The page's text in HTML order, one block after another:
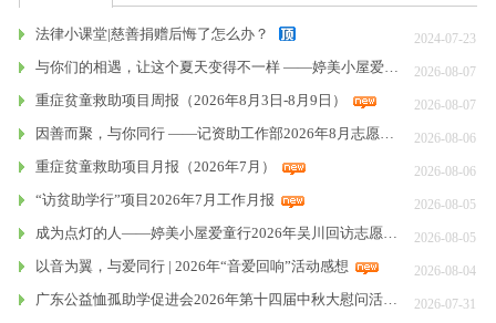
法律小课堂|慈善捐赠后悔了怎么办？ 2024-07-23
与你们的相遇，让这个夏天变得不一样 ——婷美小屋爱童行2026年吴川回访志愿者罗晓柔感想 2026-08-07
重症贫童救助项目周报（2026年8月3日-8月9日） 2026-08-07
因善而聚，与你同行 ——记资助工作部2026年8月志愿者联谊会暨表彰会 2026-08-06
重症贫童救助项目月报（2026年7月） 2026-08-06
“访贫助学行”项目2026年7月工作月报 2026-08-05
成为点灯的人——婷美小屋爱童行2026年吴川回访志愿者高婷感想 2026-08-05
以音为翼，与爱同行 | 2026年“音爱回响”活动感想 2026-08-04
广东公益恤孤助学促进会2026年第十四届中秋大慰问活动方案 2026-07-31